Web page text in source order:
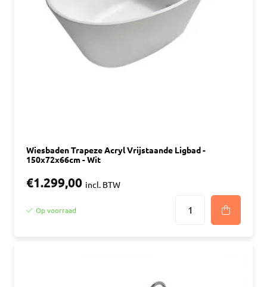
Wiesbaden Trapeze Acryl Vrijstaande Ligbad -
150x72x66cm - Wit
€1.299,00 incl. BTW
Op voorraad